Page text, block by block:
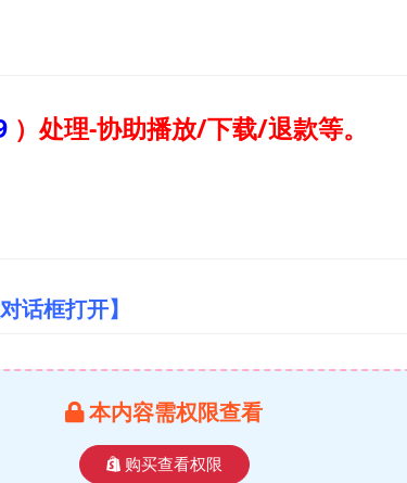
） 处理-协助播放/下载/退款等。
话框打开】
本内容需权限查看
购买查看权限